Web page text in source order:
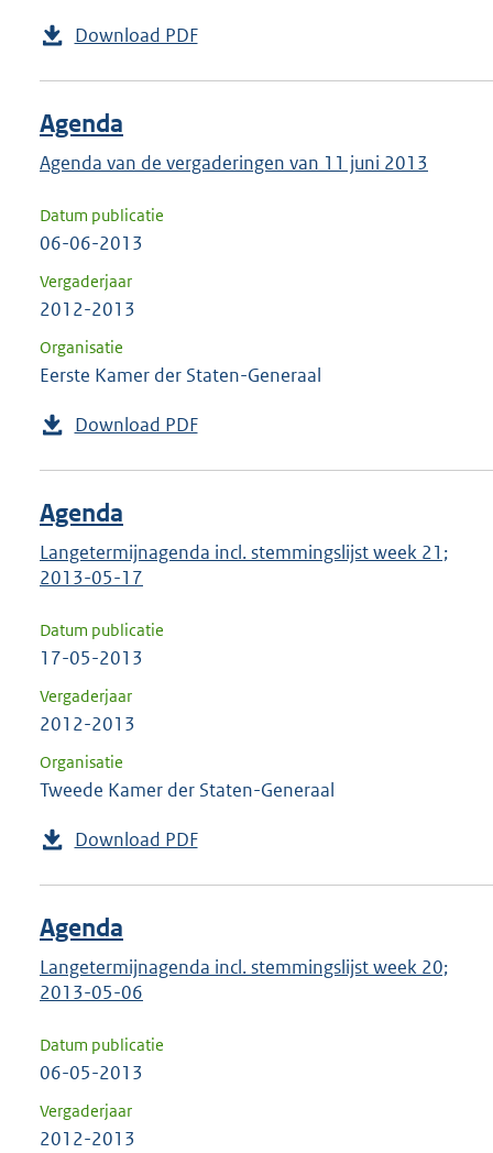
Download PDF
Agenda
Agenda van de vergaderingen van 11 juni 2013
Datum publicatie
06-06-2013
Vergaderjaar
2012-2013
Organisatie
Eerste Kamer der Staten-Generaal
Download PDF
Agenda
Langetermijnagenda incl. stemmingslijst week 21;
2013-05-17
Datum publicatie
17-05-2013
Vergaderjaar
2012-2013
Organisatie
Tweede Kamer der Staten-Generaal
Download PDF
Agenda
Langetermijnagenda incl. stemmingslijst week 20;
2013-05-06
Datum publicatie
06-05-2013
Vergaderjaar
2012-2013